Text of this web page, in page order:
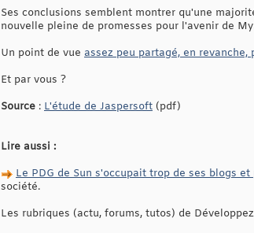
Ses conclusions semblent montrer qu'une
nouvelle pleine de promesses pour l'avenir de
Un point de vue assez peu partagé, en revanche,
Et par vous ?
Source : L'étude de Jaspersoft (pdf)
Lire aussi :
Le PDG de Sun s'occupait trop de ses blogs
société.
Les rubriques (actu, forums, tutos) de